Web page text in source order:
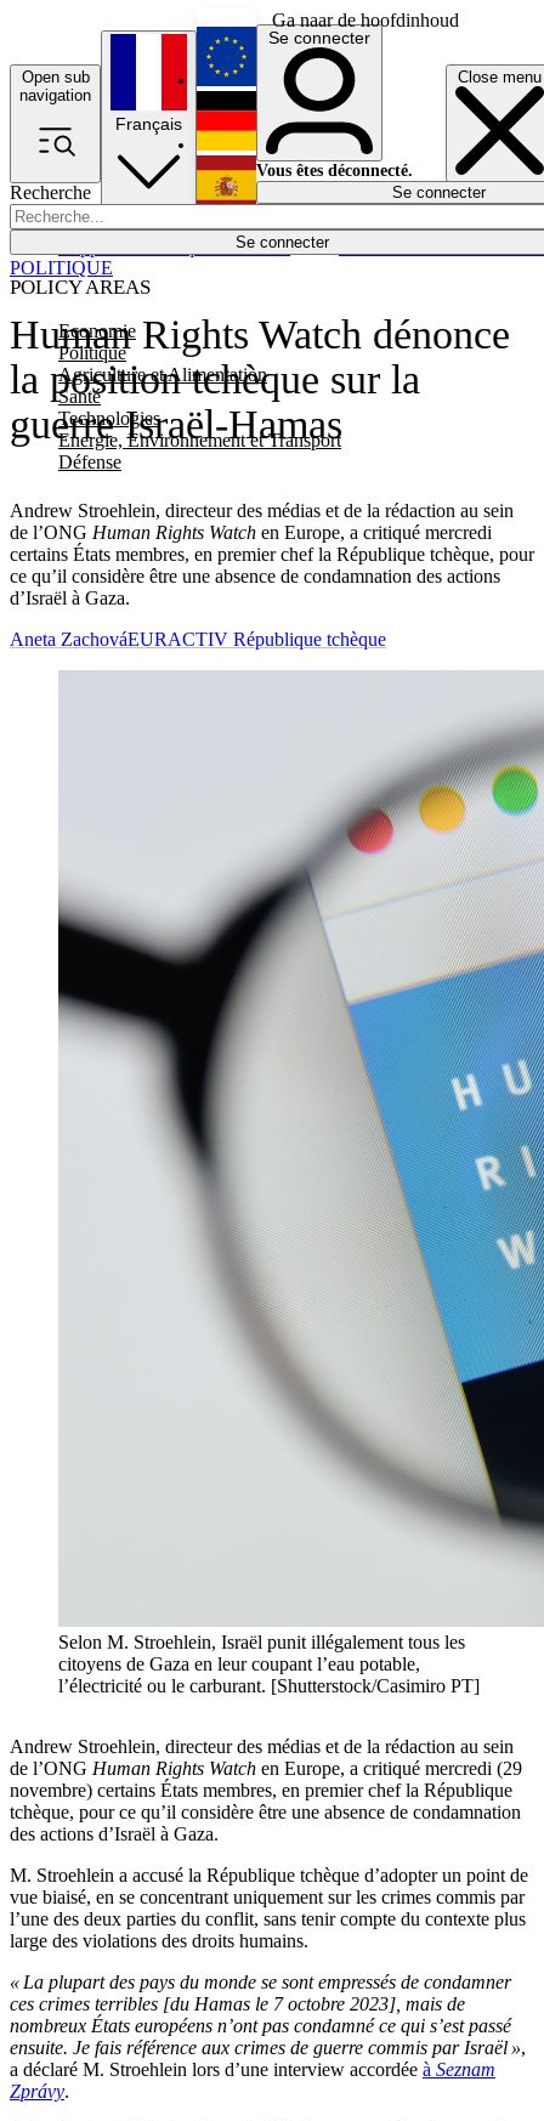
Ga naar de hoofdinhoud
Open sub
navigation
Close menu
Recherche
Se connecter
POLICY AREAS
Economie
Politique
Agriculture et Alimentation
Santé
Technologies
Energie, Environnement et Transport
Défense
Économie
Français
English
Deutsch
Español
Se connecter
Vous êtes déconnecté.
Se connecter
Human Rights Watch dénonce
la position tchèque sur la
guerre Israël-Hamas
Andrew Stroehlein, directeur des médias et de la rédaction au sein
de l’ONG Human Rights Watch en Europe, a critiqué mercredi
certains États membres, en premier chef la République tchèque, pour
ce qu’il considère être une absence de condamnation des actions
d’Israël à Gaza.
POLITIQUE
Aneta ZachováEURACTIV République tchèque
Selon M. Stroehlein, Israël punit illégalement tous les
citoyens de Gaza en leur coupant l’eau potable,
l’électricité ou le carburant. [Shutterstock/Casimiro PT]
Andrew Stroehlein, directeur des médias et de la rédaction au sein
de l’ONG Human Rights Watch en Europe, a critiqué mercredi (29
novembre) certains États membres, en premier chef la République
tchèque, pour ce qu’il considère être une absence de condamnation
des actions d’Israël à Gaza.
M. Stroehlein a accusé la République tchèque d’adopter un point de
vue biaisé, en se concentrant uniquement sur les crimes commis par
l’une des deux parties du conflit, sans tenir compte du contexte plus
large des violations des droits humains.
« La plupart des pays du monde se sont empressés de condamner
ces crimes terribles [du Hamas le 7 octobre 2023], mais de
nombreux États européens n’ont pas condamné ce qui s’est passé
ensuite. Je fais référence aux crimes de guerre commis par Israël »,
a déclaré M. Stroehlein lors d’une interview accordée à Seznam
Zprávy.